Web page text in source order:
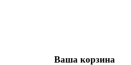
Ваша корзина